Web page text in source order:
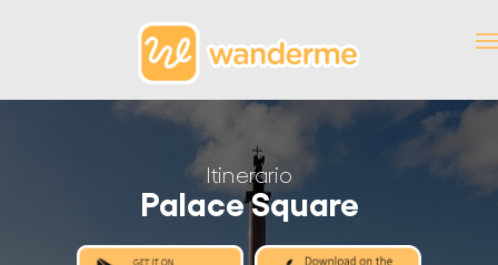
Itinerario
Palace Square